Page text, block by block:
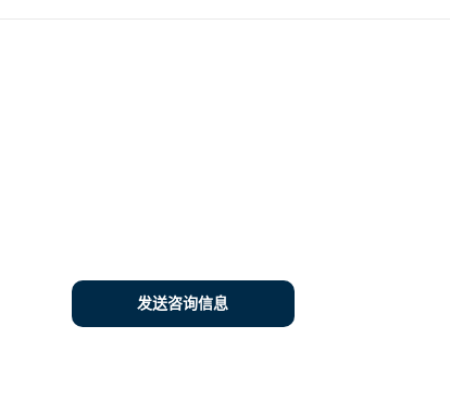
发送咨询信息